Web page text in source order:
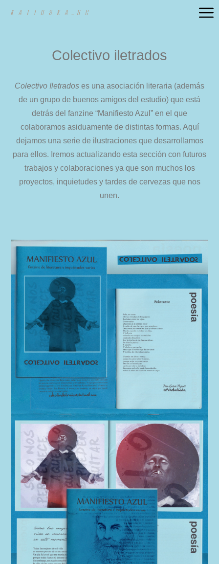
Colectivo iletrados
Colectivo Iletrados es una asociación literaria (además
de un grupo de buenos amigos del estudio) que está
detrás del fanzine “Manifiesto Azul” en el que
colaboramos asiduamente de distintas formas. Aquí
dejamos una serie de ilustraciones que desarrollamos
para ellos. Iremos actualizando esta sección con futuros
trabajos y colaboraciones ya que son muchos los
proyectos, inquietudes y tardes de cervezas que nos
unen.